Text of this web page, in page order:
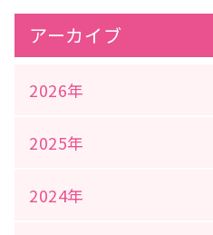
アーカイブ
2026年
2025年
2024年